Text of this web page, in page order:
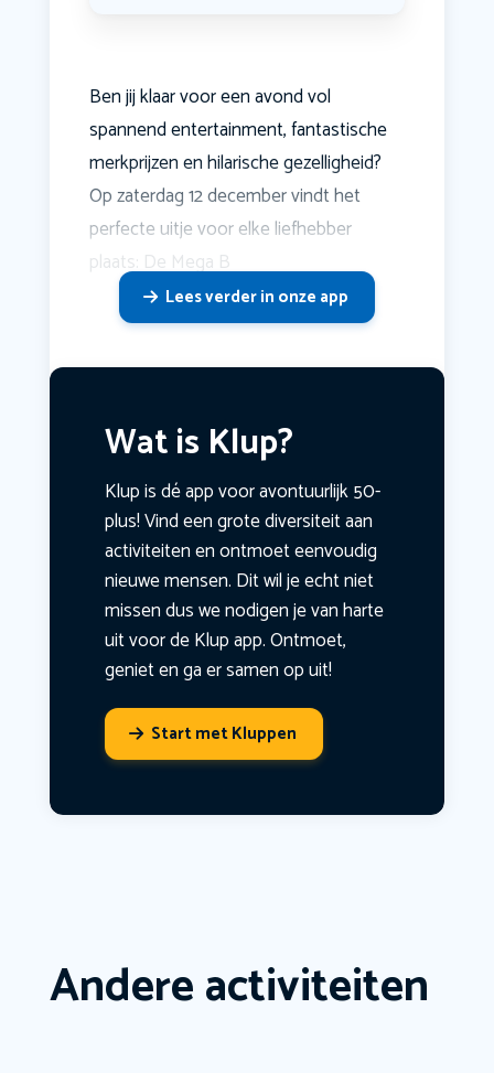
Ben jij klaar voor een avond vol
spannend entertainment, fantastische
merkprijzen en hilarische gezelligheid?
Op zaterdag 12 december vindt het
perfecte uitje voor elke liefhebber
plaats: De Mega B
Lees verder in onze app
Wat is Klup?
Klup is dé app voor avontuurlijk 50-
plus! Vind een grote diversiteit aan
activiteiten en ontmoet eenvoudig
nieuwe mensen. Dit wil je echt niet
missen dus we nodigen je van harte
uit voor de Klup app. Ontmoet,
geniet en ga er samen op uit!
Start met Kluppen
Andere activiteiten